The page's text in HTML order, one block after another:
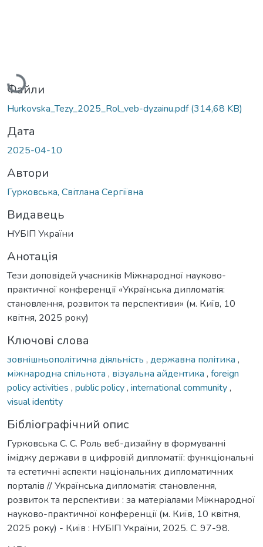
Вантажиться...
Файли
Hurkovska_Tezy_2025_Rol_veb-dyzainu.pdf(314,68 KB)
Дата
2025-04-10
Автори
Гурковська, Світлана Сергіївна
Видавець
НУБІП України
Анотація
Тези доповідей учасників Міжнародної науково-
практичної конференції «Українська дипломатія:
становлення, розвиток та перспективи» (м. Київ, 10
квітня, 2025 року)
Ключові слова
зовнішньополітична діяльність , державна політика ,
міжнародна спільнота , візуальна айдентика , foreign
policy activities , public policy, international community,
visual identity
Бібліографічний опис
Гурковська С. С. Роль веб-дизайну в формуванні
іміджу держави в цифровій дипломатії: функціональні
та естетичні аспекти національних дипломатичних
порталів // Українська дипломатія: становлення,
розвиток та перспективи : за матеріалами Міжнародної
науково-практичної конференції (м. Київ, 10 квітня,
2025 року) - Київ : НУБІП України, 2025. С. 97-98.